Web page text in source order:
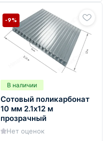
В наличии
Сотовый поликарбонат
10 мм 2.1х12 м
прозрачный
Нет оценок
-9%